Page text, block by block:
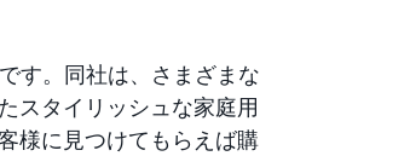
す。同社は、さまざまな
スタイリッシュな家庭用
様に見つけてもらえば購